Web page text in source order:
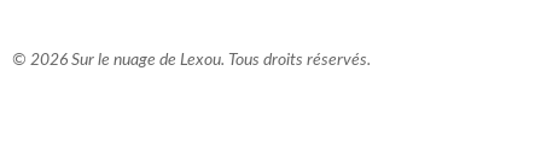
© 2026 Sur le nuage de Lexou. Tous droits réservés.